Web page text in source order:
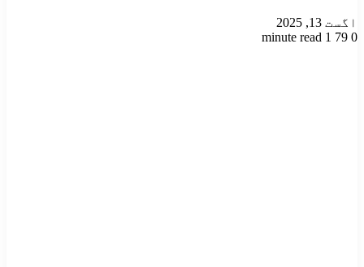
اگست 13, 2025
0
1 minute read